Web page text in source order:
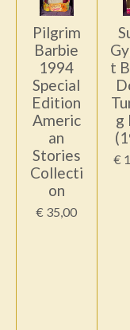
Pilgrim
Barbie
1994
Special
Edition
Americ
an
Stories
Collecti
on
€ 35,00
t
g
€